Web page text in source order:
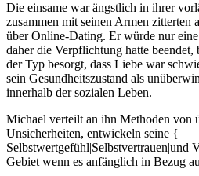
Die einsame war ängstlich in ihrer
zusammen mit seinen Armen zitterten
über Online-Dating. Er würde nur
daher die Verpflichtung hatte
der Typ besorgt, dass Liebe war
sein Gesundheitszustand als
innerhalb der sozialen Leben.
Michael verteilt an ihn Methoden von
Unsicherheiten, entwickeln seine {
Selbstwertgefühl|Selbstvertrauen|und
Gebiet wenn es anfänglich in Bezug